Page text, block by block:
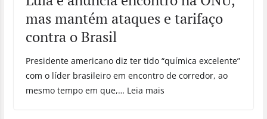
mas mantém ataques e tarifaço
contra o Brasil
Presidente americano diz ter tido “química excelente”
com o líder brasileiro em encontro de corredor, ao
mesmo tempo em que,… Leia mais